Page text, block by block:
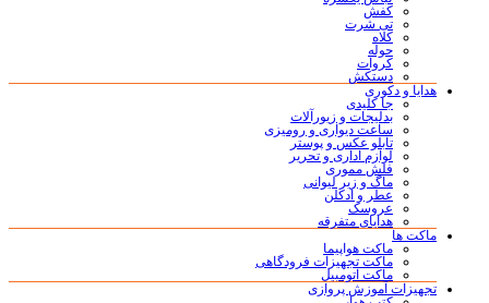
کفش
تی شرت
کلاه
حوله
کروات
دستکش
هدایا و دکوری
جا کلیدی
بدلیجات و زیورآلات
ساعت دیواری و رومیزی
تابلو عکس و پوستر
لوازم اداری و تحریر
فلش مموری
ماگ و زیر لیوانی
عطر و ادکلن
عروسک
هدایای متفرقه
ماکت ها
ماکت هواپیما
ماکت تجهیزات فرودگاهی
ماکت اتومبیل
تجهیزات آموزش پروازی